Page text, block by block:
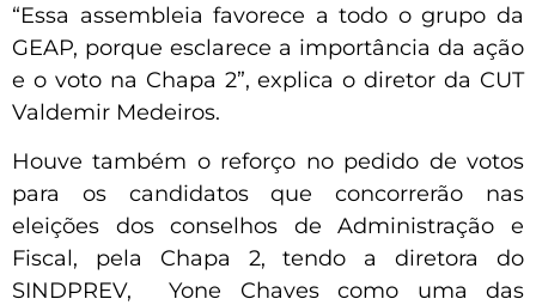
“Essa assembleia favorece a todo o grupo da
GEAP, porque esclarece a importância da ação
e o voto na Chapa 2”, explica o diretor da CUT
Valdemir Medeiros.
Houve também o reforço no pedido de votos
para os candidatos que concorrerão nas
eleições dos conselhos de Administração e
Fiscal, pela Chapa 2, tendo a diretora do
SINDPREV, Yone Chaves como uma das